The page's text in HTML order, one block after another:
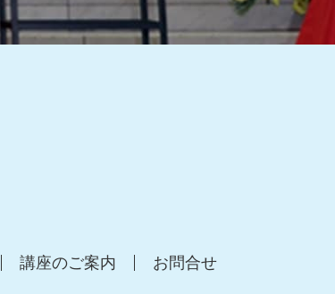
講座のご案内 お問合せ